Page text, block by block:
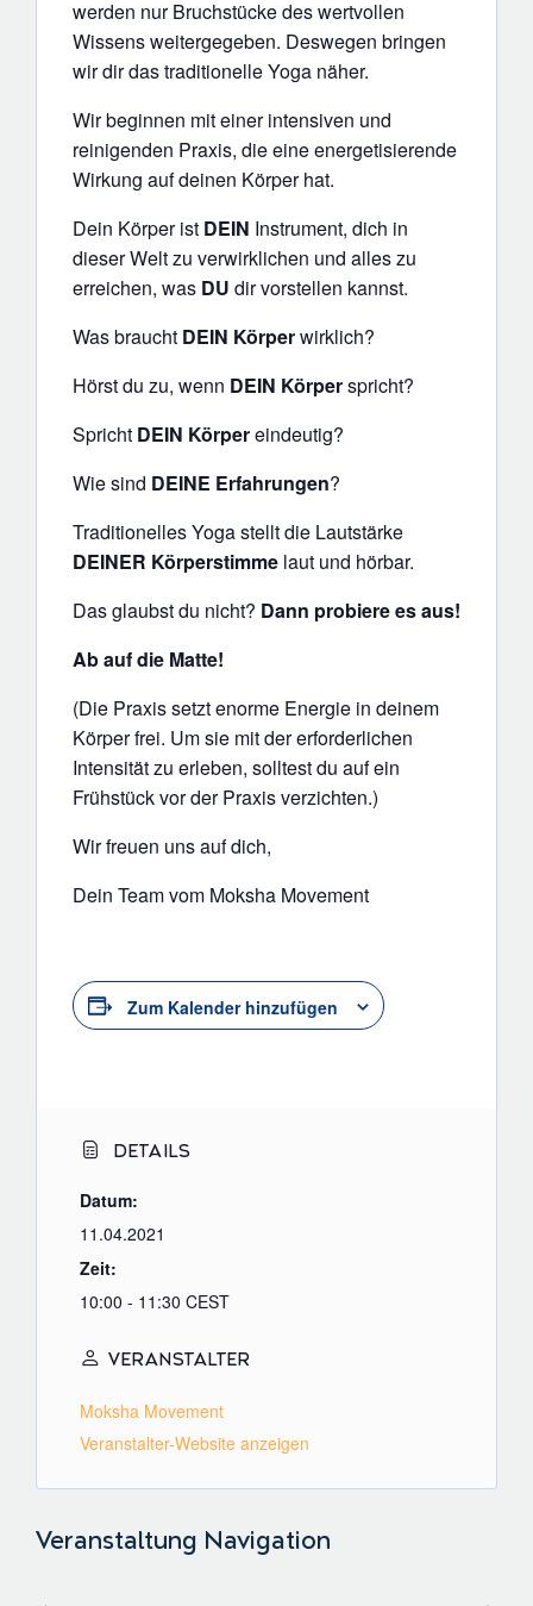
werden nur Bruchstücke des wertvollen
Wissens weitergegeben. Deswegen bringen
wir dir das traditionelle Yoga näher.
Wir beginnen mit einer intensiven und
reinigenden Praxis, die eine energetisierende
Wirkung auf deinen Körper hat.
Dein Körper ist DEIN Instrument, dich in
dieser Welt zu verwirklichen und alles zu
erreichen, was DU dir vorstellen kannst.
Was braucht DEIN Körperwirklich?
Hörst du zu, wenn DEIN Körperspricht?
Spricht DEIN Körpereindeutig?
Wie sind DEINE Erfahrungen?
Traditionelles Yoga stellt die Lautstärke
DEINER Körperstimme laut und hörbar.
Das glaubst du nicht? Dann probiere es aus!
Ab auf die Matte!
(Die Praxis setzt enorme Energie in deinem
Körper frei. Um sie mit der erforderlichen
Intensität zu erleben, solltest du auf ein
Frühstück vor der Praxis verzichten.)
Wir freuen uns auf dich,
Dein Team vom Moksha Movement
Zum Kalender hinzufügen
DETAILS
Datum:
11.04.2021
Zeit:
10:00 - 11:30 CEST
VERANSTALTER
Moksha Movement
Veranstalter-Website anzeigen
Veranstaltung Navigation